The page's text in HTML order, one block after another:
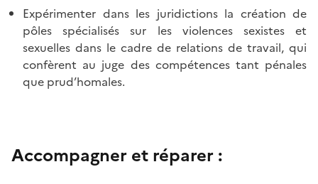
Expérimenter dans les juridictions la création de
pôles spécialisés sur les violences sexistes et
sexuelles dans le cadre de relations de travail, qui
confèrent au juge des compétences tant pénales
que prud’homales.
Accompagner et réparer :